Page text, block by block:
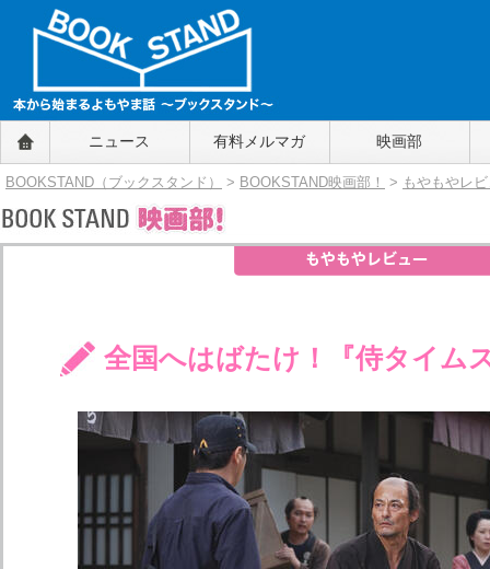
BOOKSTAND（ブックスタンド）
～本から始まるよもやま話～
BOOKSTAND（ブ
ニュース 有料メルマガ 映画部
BOOKSTAND（ブックスタンド） > BOOKSTAND映画部！ > もやもやレ
全国へはばたけ！『侍タイム